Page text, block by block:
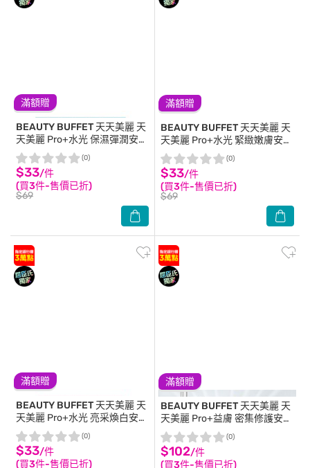
滿額贈
BEAUTY BUFFET 天天美麗 天
天美麗 Pro+水光 保濕彈潤安瓶
面膜(單片)
$33/件
(買3件-售價已折)
$69
(0)
滿額贈
BEAUTY BUFFET 天天美麗 天
天美麗 Pro+水光 緊緻嫩膚安瓶
面膜(單片)
$33/件
(買3件-售價已折)
$69
(0)
滿額贈
BEAUTY BUFFET 天天美麗 天
天美麗 Pro+水光 亮采煥白安瓶
面膜(單片)
$33/件
(買3件-售價已折)
(0)
滿額贈
BEAUTY BUFFET 天天美麗 天
天美麗 Pro+益膚 密集修護安瓶
面膜4入
$102/件
(買3件-售價已折)
(0)